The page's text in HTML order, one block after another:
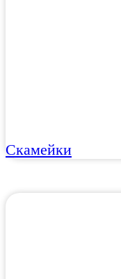
Скамейки